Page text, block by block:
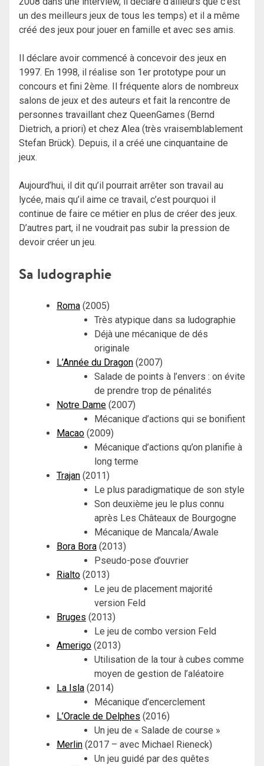
un des meilleurs jeux de tous les temps) et il a même
créé des jeux pour jouer en famille et avec ses amis.
Il déclare avoir commencé à concevoir des jeux en
1997. En 1998, il réalise son 1er prototype pour un
concours et fini 2ème. Il fréquente alors de nombreux
salons de jeux et des auteurs et fait la rencontre de
personnes travaillant chez QueenGames (Bernd
Dietrich, a priori) et chez Alea (très vraisemblablement
Stefan Brück). Depuis, il a créé une cinquantaine de
jeux.
Aujourd’hui, il dit qu’il pourrait arrêter son travail au
lycée, mais qu’il aime ce travail, c’est pourquoi il
continue de faire ce métier en plus de créer des jeux.
D’autres part, il ne voudrait pas subir la pression de
devoir créer un jeu.
Sa ludographie
Roma (2005)
Très atypique dans sa ludographie
Déjà une mécanique de dés
originale
L’Année du Dragon (2007)
Salade de points à l’envers : on évite
de prendre trop de pénalités
Notre Dame (2007)
Mécanique d’actions qui se bonifient
Macao (2009)
Mécanique d’actions qu’on planifie à
long terme
Trajan (2011)
Le plus paradigmatique de son style
Son deuxième jeu le plus connu
après Les Châteaux de Bourgogne
Mécanique de Mancala/Awale
Bora Bora (2013)
Pseudo-pose d’ouvrier
Rialto (2013)
Le jeu de placement majorité
version Feld
Bruges (2013)
Le jeu de combo version Feld
Amerigo (2013)
Utilisation de la tour à cubes comme
moyen de gestion de l’aléatoire
La Isla (2014)
Mécanique d’encerclement
L’Oracle de Delphes (2016)
Un jeu de « Salade de course »
Merlin (2017 – avec Michael Rieneck)
Un jeu guidé par des quêtes